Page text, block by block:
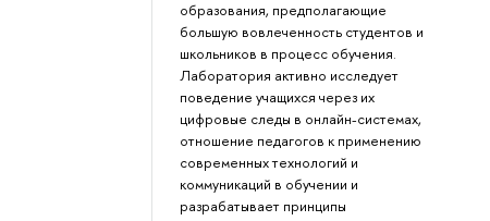
образования, предполагающие
большую вовлеченность студентов и
школьников в процесс обучения.
Лаборатория активно исследует
поведение учащихся через их
цифровые следы в онлайн-системах,
отношение педагогов к применению
современных технологий и
коммуникаций в обучении и
разрабатывает принципы